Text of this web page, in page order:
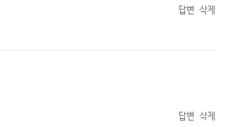
답변 삭제
답변 삭제